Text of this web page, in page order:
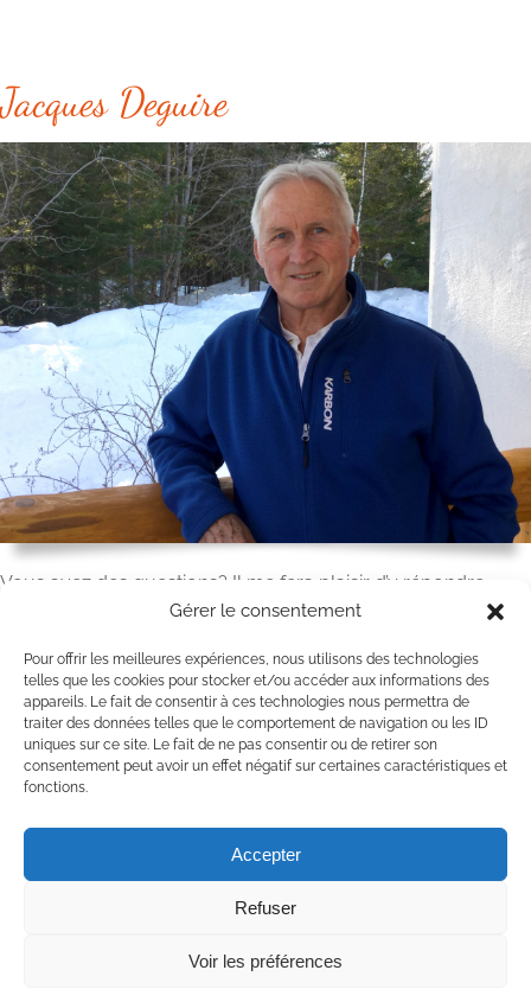
Gérer le consentement
Pour offrir les meilleures expériences, nous utilisons des technologies
telles que les cookies pour stocker et/ou accéder aux informations des
appareils. Le fait de consentir à ces technologies nous permettra de
traiter des données telles que le comportement de navigation ou les ID
uniques sur ce site. Le fait de ne pas consentir ou de retirer son
consentement peut avoir un effet négatif sur certaines caractéristiques et
fonctions.
Accepter
Refuser
Voir les préférences
Jacques Deguire
Vous avez des questions? Il me fera plaisir d’y répondre.
Vous pouvez me joindre par téléphone au (819) 321-5777 ou
– Jacques
Copyright 2020 Chaumière Fleur Soleil | Tous droits réservés | All rights
FacebookYouTube